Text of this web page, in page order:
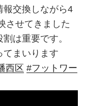
報交換しながら4
させてきました
は重要です。
てまいります
西区 #フットワー